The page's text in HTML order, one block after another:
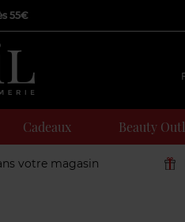
55€
Cadeaux Beauty
votre magasin